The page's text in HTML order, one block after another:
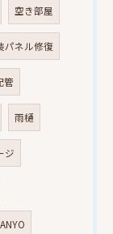
空き部屋
パネル修復
管
雨樋
ジ